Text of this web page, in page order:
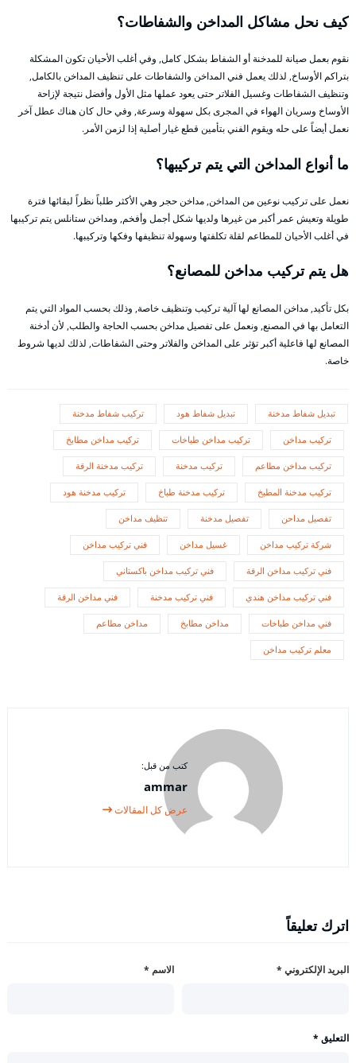
كيف نحل مشاكل المداخن والشفاطات؟
نقوم بعمل صيانة للمدخنة أو الشفاط بشكل كامل, وفي أغلب الأحيان تكون المشكلة
بتراكم الأوساخ, لذلك يعمل فني المداخن والشفاطات على تنظيف المداخن بالكامل,
وتنظيف الشفاطات وغسيل الفلاتر حتى يعود عملها مثل الأول وأفضل نتيجة لإزاحة
الأوساخ وسريان الهواء في المجرى بكل سهولة وسرعة, وفي حال كان هناك عطل آخر
نعمل أيضاً على حله ويقوم الفني بتأمين قطع غيار أصلية إذا لزمن الأمر.
ما أنواع المداخن التي يتم تركيبها؟
نعمل على تركيب نوعين من المداخن, مداخن حجر وهي الأكثر طلباً نظراً لبقائها فترة
طويلة وتعيش عمر أكبر من غيرها ولديها شكل أجمل وأفخم, ومداخن ستانلس يتم تركيبها
في أغلب الأحيان للمطاعم لقلة تكلفتها وسهولة تنظيفها وفكها وتركيبها.
هل يتم تركيب مداخن للمصانع؟
بكل تأكيد, مداخن المصانع لها آلية تركيب وتنظيف خاصة, وذلك بحسب المواد التي يتم
التعامل بها في المصنع, ونعمل على تفصيل مداخن بحسب الحاجة والطلب, لأن أدخنة
المصانع لها فاعلية أكبر تؤثر على المداخن والفلاتر وحتى الشفاطات, لذلك لديها شروط
خاصة.
تبديل شفاط مدخنة تبديل شفاط هود تركيب شفاط مدخنة
تركيب مداخن تركيب مداخن طباخات تركيب مداخن مطابخ
تركيب مداخن مطاعم تركيب مدخنة تركيب مدخنة الرقة
تركيب مدخنة المطبخ تركيب مدخنة طباخ تركيب مدخنة هود
تفصيل مداحن تفصيل مدخنة تنظيف مداخن
شركة تركيب مداخن غسيل مداخن فني تركيب مداخن
فني تركيب مداخن الرقة فني تركيب مداخن باكستاني
فني تركيب مداخن هندي فني تركيب مدخنة فني مداخن الرقة
فني مداخن طباخات مداخن مطابخ مداخن مطاعم
معلم تركيب مداخن
كتب من قبل:
ammar
عرض كل المقالات
اترك تعليقاً
الاسم * البريد الإلكتروني *
التعليق *